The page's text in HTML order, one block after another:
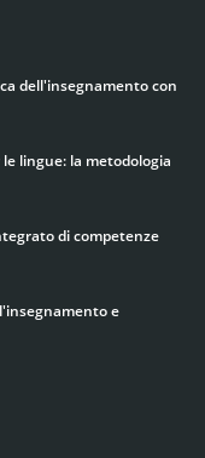
dell'insegnamento con
lingue: la metodologia
di competenze
e